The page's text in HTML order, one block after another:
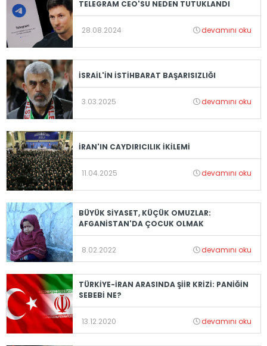
TELEGRAM CEO'SU NEDEN TUTUKLANDI
28.08.2024 devamını oku
İSRAİL'İN İSTİHBARAT BAŞARISIZLIĞI
3.03.2025 devamını oku
İRAN'IN CAYDIRICILIK İKİLEMİ
11.04.2025 devamını oku
BÜYÜK SİYASET, KÜÇÜK OMUZLAR:
AFGANİSTAN'DA ÇOCUK OLMAK
8.02.2022 devamını oku
TÜRKİYE-İRAN ARASINDA ŞİİR KRİZİ: PANİĞİN
SEBEBİ NE?
13.12.2020 devamını oku